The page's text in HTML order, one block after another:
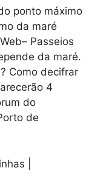
ponto máximo
da maré
Passeios
da maré.
Como decifrar
4
do
de